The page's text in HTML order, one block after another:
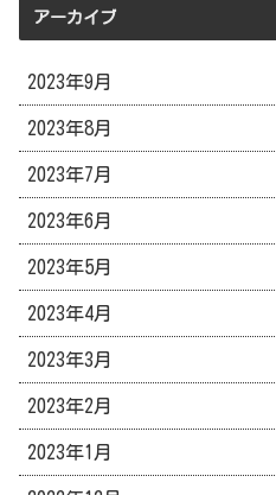
アーカイブ
2023年9月
2023年8月
2023年7月
2023年6月
2023年5月
2023年4月
2023年3月
2023年2月
2023年1月